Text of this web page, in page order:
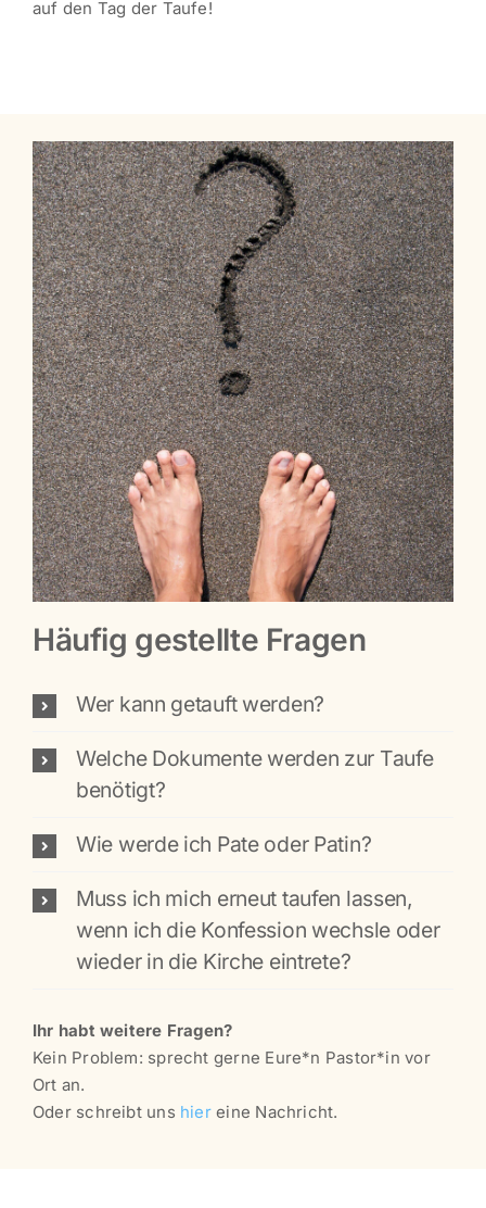
auf den Tag der Taufe!
Häufig gestellte Fragen
Wer kann getauft werden?
Welche Dokumente werden zur Taufe
benötigt?
Wie werde ich Pate oder Patin?
Muss ich mich erneut taufen lassen,
wenn ich die Konfession wechsle oder
wieder in die Kirche eintrete?
Ihr habt weitere Fragen?
Kein Problem: sprecht gerne Eure*n Pastor*in vor
Ort an.
Oder schreibt uns hiereine Nachricht.